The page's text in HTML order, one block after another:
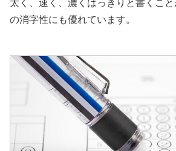
太く、速く、濃くはっきりと書くこ
の消字性にも優れています。